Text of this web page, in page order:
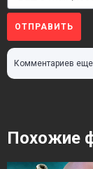
ОТПРАВИТЬ
Комментариев
Похожие